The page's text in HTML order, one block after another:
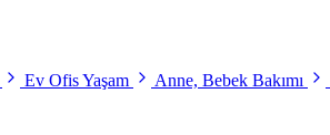
Ev Ofis Yaşam Anne, Bebek Bakımı